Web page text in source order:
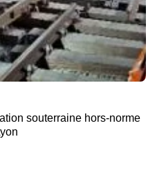
souterraine hors-norme